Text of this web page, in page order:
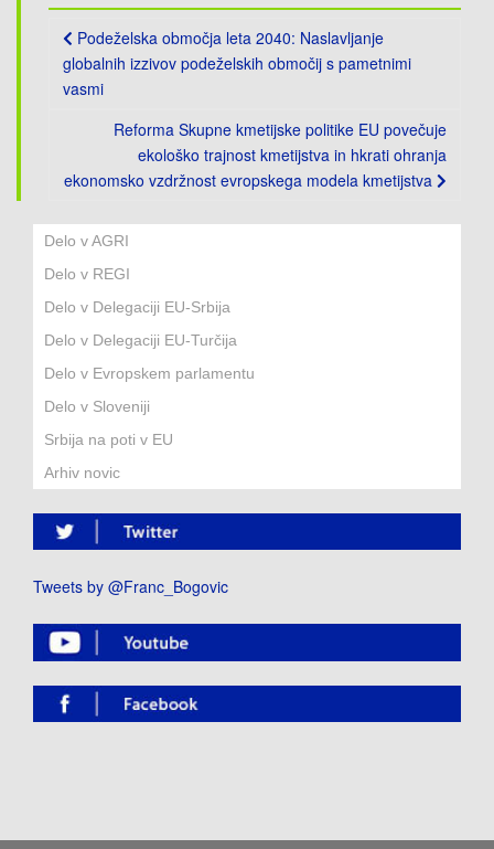
Post
navigation
Podeželska območja leta 2040: Naslavljanje
globalnih izzivov podeželskih območij s pametnimi
vasmi
Reforma Skupne kmetijske politike EU povečuje
ekološko trajnost kmetijstva in hkrati ohranja
ekonomsko vzdržnost evropskega modela kmetijstva
Delo v AGRI
Delo v REGI
Delo v Delegaciji EU-Srbija
Delo v Delegaciji EU-Turčija
Delo v Evropskem parlamentu
Delo v Sloveniji
Srbija na poti v EU
Arhiv novic
Tweets by @Franc_Bogovic